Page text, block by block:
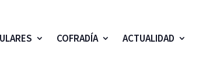
COFRADÍA ACTUALIDAD